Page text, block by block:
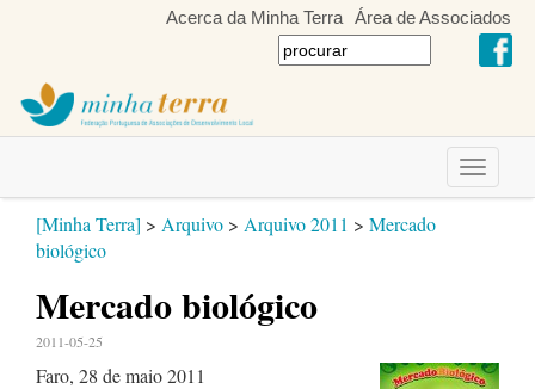
Acerca da Minha Terra Área de Associados
Toggle
[Minha Terra] > Arquivo > Arquivo 2011 > Mercado
biológico
Mercado biológico
2011-05-25
Faro, 28 de maio 2011